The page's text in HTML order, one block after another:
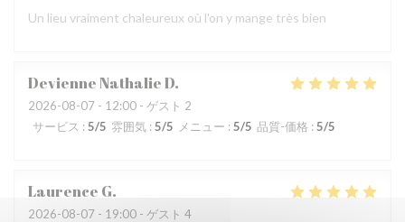
Un lieu vraiment chaleureux où l'on y mange très bien
Devienne NathalieD
2026-08-07 - 12:00 - ゲスト 2
サービス : 5/5 雰囲気 : 5/5 メニュー : 5/5 品質-価格 : 5/5
Laurence G
2026-08-07 - 19:00 - ゲスト 4